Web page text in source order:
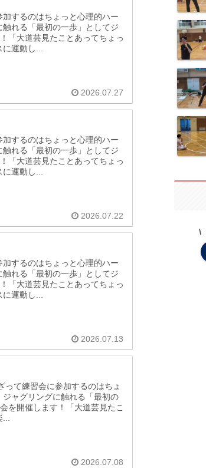
するのはちょっと心理的ハー
れる「最初の一歩」としてジ
「大道芸見たことあってちょっ
に運動し...
2026.07.27
するのはちょっと心理的ハー
れる「最初の一歩」としてジ
「大道芸見たことあってちょっ
に運動し...
2026.07.22
するのはちょっと心理的ハー
れる「最初の一歩」としてジ
「大道芸見たことあってちょっ
に運動し...
2026.07.13
て練習会に参加するのはちょ
ャグリングに触れる「最初の
を開催します！「大道芸見たこ
...
2026.07.08